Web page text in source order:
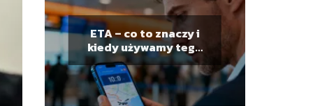
ETA – co to znaczy i
kiedy używamy tego
skrótu?